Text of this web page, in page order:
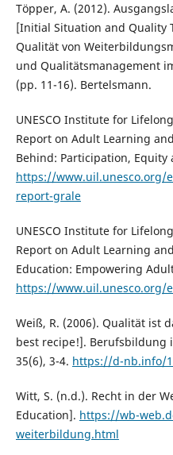
Töpper, A. (2012).
[Initial Situation and Quality
Qualität von
und Qualitätsmanagement
(pp. 11-16). Bertelsmann.
UNESCO Institute for
Report on Adult Learning
Behind: Participation, Equity
https://www.uil.unesco.org/
report-grale
UNESCO Institute for
Report on Adult Learning
Education: Empowering
https://www.uil.unesco.org/
Weiß, R. (2006). Qualität ist
best recipe!]. Berufsbildung
35(6), 3-4. https://d-nb.info/
Witt, S. (n.d.). Recht in der
Education]. https://wb-
weiterbildung.html